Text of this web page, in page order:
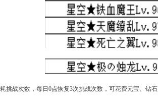
挑战次数，每日0点恢复3次挑战次数，可花费元宝、钻